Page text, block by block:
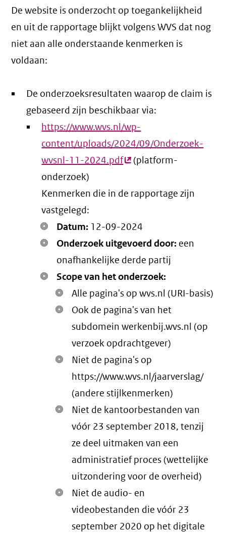
De website is onderzocht op toegankelijkheid
en uit de rapportage blijkt volgens WVS dat nog
niet aan alle onderstaande kenmerken is
voldaan:
De onderzoeksresultaten waarop de claim is
gebaseerd zijn beschikbaar via:
https://www.wvs.nl/wp-
content/uploads/2024/09/Onderzoek-
wvsnl-11-2024.pdf(externe
(platform-
onderzoek)
Kenmerken die in de rapportage zijn
vastgelegd:
Datum: 12-09-2024
Onderzoek uitgevoerd door: een
onafhankelijke derde partij
Scope van het onderzoek:
Alle pagina's op wvs.nl (URI-basis)
Ook de pagina's van het
subdomein werkenbij.wvs.nl (op
verzoek opdrachtgever)
Niet de pagina's op
https://www.wvs.nl/jaarverslag/
(andere stijlkenmerken)
Niet de kantoorbestanden van
vóór 23 september 2018, tenzij
ze deel uitmaken van een
administratief proces (wettelijke
uitzondering voor de overheid)
Niet de audio- en
videobestanden die vóór 23
september 2020 op het digitale